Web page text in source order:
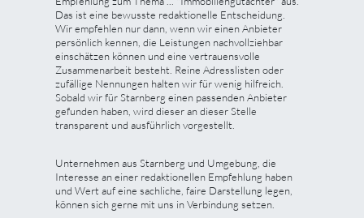
Das ist eine bewusste redaktionelle Entscheidung.
Wir empfehlen nur dann, wenn wir einen Anbieter
persönlich kennen, die Leistungen nachvollziehbar
einschätzen können und eine vertrauensvolle
Zusammenarbeit besteht. Reine Adresslisten oder
zufällige Nennungen halten wir für wenig hilfreich.
Sobald wir für Starnberg einen passenden Anbieter
gefunden haben, wird dieser an dieser Stelle
transparent und ausführlich vorgestellt.
Unternehmen aus Starnberg und Umgebung, die
Interesse an einer redaktionellen Empfehlung haben
und Wert auf eine sachliche, faire Darstellung legen,
können sich gerne mit uns in Verbindung setzen.